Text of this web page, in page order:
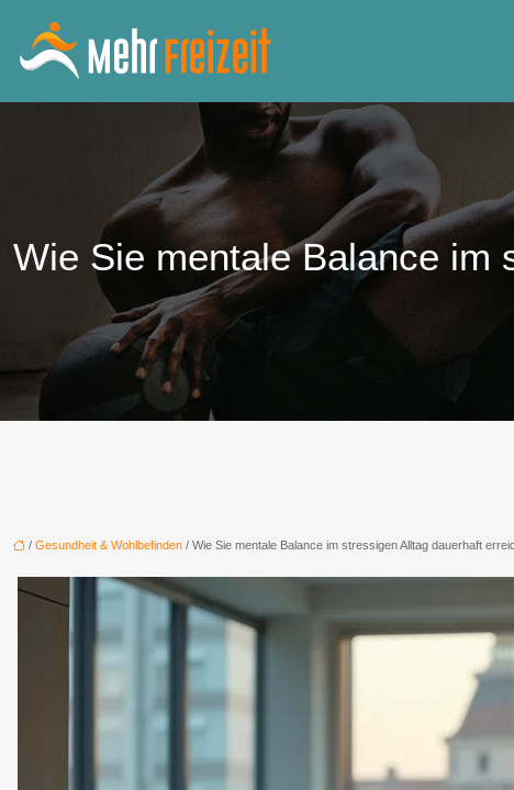
Wie Sie mentale Balance im
/ Gesundheit & Wohlbefinden / Wie Sie mentale Balance im stressigen Alltag dauerhaft